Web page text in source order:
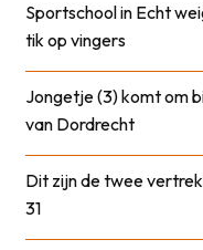
Sportschool in Echt
tik op vingers
Jongetje (3) komt om
van Dordrecht
Dit zijn de twee
31